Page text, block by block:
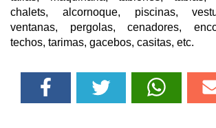
chalets, alcornoque, piscinas,
ventanas, pergolas, cenadores,
techos, tarimas, gacebos, casitas, etc.